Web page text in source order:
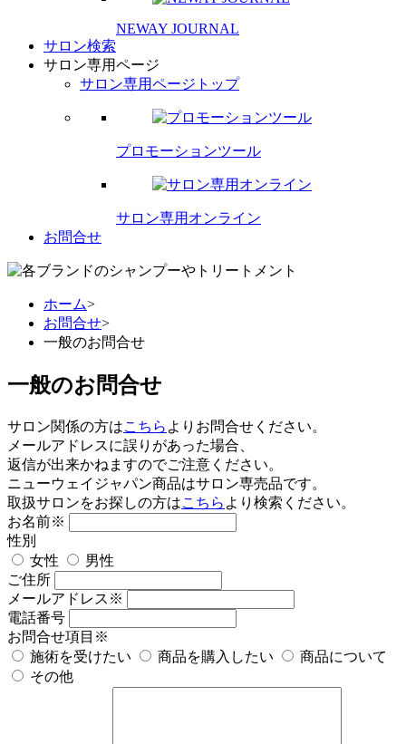
NEWAY JOURNAL
サロン検索
サロン専用ページ
サロン専用ページトップ
プロモーションツール
サロン専用オンライン
お問合せ
ホーム>
お問合せ>
一般のお問合せ
一般のお問合せ
サロン関係の方はこちら よりお問合せください。
メールアドレスに誤りがあった場合、
返信が出来かねますのでご注意ください。
ニューウェイジャパン商品はサロン専売品です。
取扱サロンをお探しの方はこちら より検索ください。
お名前※
性別
女性
男性
ご住所
メールアドレス ※
電話番号
お問合せ項目 ※
施術を受けたい
商品を購入したい
商品について
その他